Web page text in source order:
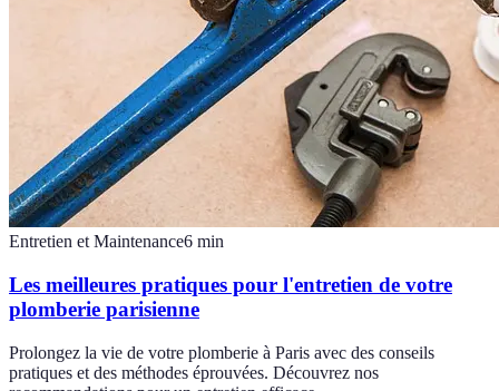
Entretien et Maintenance6 min
Les meilleures pratiques pour l'entretien de votre
plomberie parisienne
Prolongez la vie de votre plomberie à Paris avec des conseils
pratiques et des méthodes éprouvées. Découvrez nos